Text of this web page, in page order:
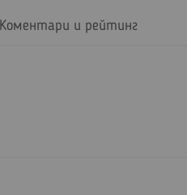
Коментари и рейтинг